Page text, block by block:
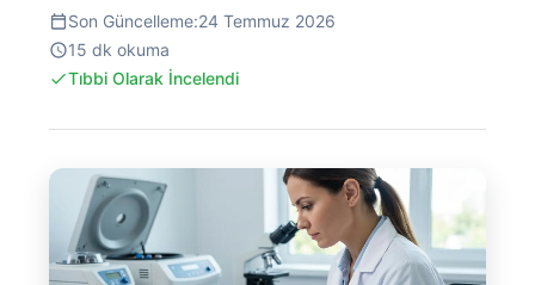
Son Güncelleme:24 Temmuz 2026
15 dk okuma
Tıbbi Olarak İncelendi